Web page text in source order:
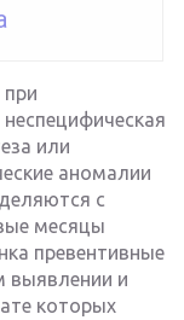
или
аномалии
с
месяцы
превентивные
выявлении и
которых